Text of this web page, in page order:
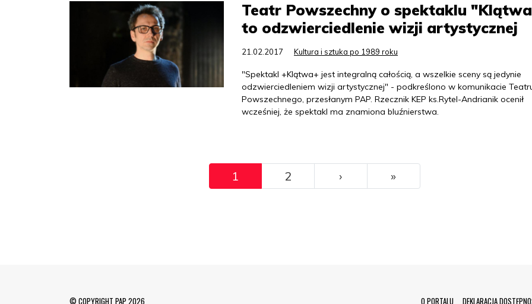
Teatr Powszechny o spektaklu
to odzwierciedlenie wizji artystycznej
21.02.2017 Kultura i sztuka po 1989 roku
"Spektakl +Klątwa+ jest integralną całością, a wszelkie sceny są jedynie
odzwierciedleniem wizji artystycznej" - podkreślono w komunikacie
Powszechnego, przesłanym PAP. Rzecznik KEP ks.Rytel-Andrianik ocenił
wcześniej, że spektakl ma znamiona bluźnierstwa.
1 2 ››› »Ostatni
© COPYRIGHT PAP 2026 O PORTALU DEKLARACJA